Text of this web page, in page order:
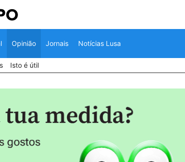
Opinião Jornais Notícias Lusa
Isto é útil